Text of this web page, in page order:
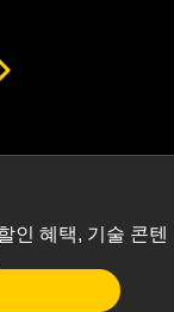
인 혜택, 기술 콘텐